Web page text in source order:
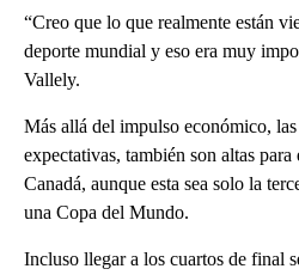
“Creo que lo que realmente están
deporte mundial y eso era muy
Vallely.
Más allá del impulso económico, las
expectativas, también son altas
Canadá, aunque esta sea solo la
una Copa del Mundo.
Incluso llegar a los cuartos de final